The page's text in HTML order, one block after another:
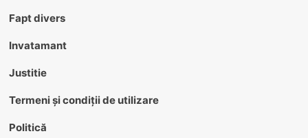
Fapt divers
Invatamant
Justitie
Termeni și condiții de utilizare
Politică